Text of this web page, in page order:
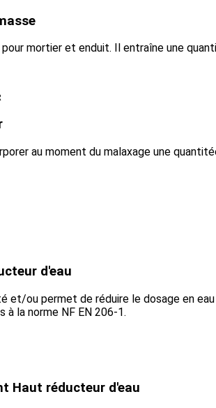
mortier et enduit. Il entraîne une
au moment du malaxage une
d'eau
et/ou permet de réduire le dosage en
à la norme NF EN 206-1.
Haut réducteur d'eau